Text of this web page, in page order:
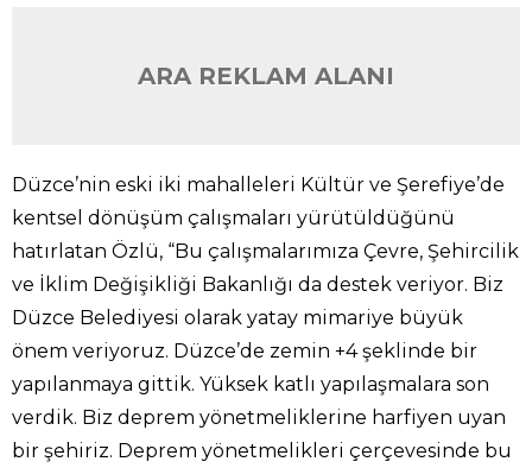
ARA REKLAM ALANI
Düzce’nin eski iki mahalleleri Kültür ve Şerefiye’de
kentsel dönüşüm çalışmaları yürütüldüğünü
hatırlatan Özlü, “Bu çalışmalarımıza Çevre, Şehircilik
ve İklim Değişikliği Bakanlığı da destek veriyor. Biz
Düzce Belediyesi olarak yatay mimariye büyük
önem veriyoruz. Düzce’de zemin +4 şeklinde bir
yapılanmaya gittik. Yüksek katlı yapılaşmalara son
verdik. Biz deprem yönetmeliklerine harfiyen uyan
bir şehiriz. Deprem yönetmelikleri çerçevesinde bu